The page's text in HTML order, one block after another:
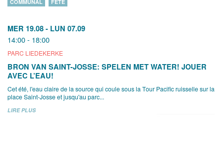
MER 19.08 - LUN 07.09
14:00 - 18:00
PARC LIEDEKERKE
COMMUNAL FÊTE
BRON VAN SAINT-JOSSE: SPELEN MET WATER! JOUER
AVEC L’EAU!
Cet été, l'eau claire de la source qui coule sous la Tour Pacific ruisselle sur la
place Saint-Josse et jusqu'au parc...
LIRE PLUS